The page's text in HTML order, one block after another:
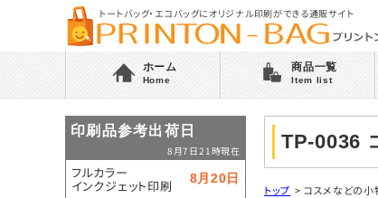
トートバッグ・エコバッグにオリジナル印刷ができる通販サイト
ホーム
Home
商品一覧
Item list
TP-0036
トップ > コスメなどの
印刷品参考出荷日
8月7日21時現在
フルカラー
インクジェット印刷 8月20日